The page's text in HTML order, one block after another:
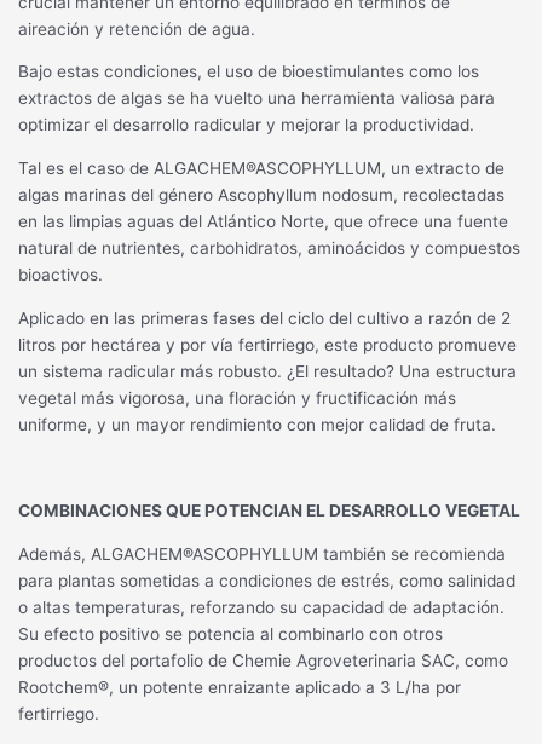
aireación y retención de agua.
Bajo estas condiciones, el uso de bioestimulantes como los
extractos de algas se ha vuelto una herramienta valiosa para
optimizar el desarrollo radicular y mejorar la productividad.
Tal es el caso de ALGACHEM®ASCOPHYLLUM, un extracto de
algas marinas del género Ascophyllum nodosum, recolectadas
en las limpias aguas del Atlántico Norte, que ofrece una fuente
natural de nutrientes, carbohidratos, aminoácidos y compuestos
bioactivos.
Aplicado en las primeras fases del ciclo del cultivo a razón de 2
litros por hectárea y por vía fertirriego, este producto promueve
un sistema radicular más robusto. ¿El resultado? Una estructura
vegetal más vigorosa, una floración y fructificación más
uniforme, y un mayor rendimiento con mejor calidad de fruta.
COMBINACIONES QUE POTENCIAN EL DESARROLLO VEGETAL
Además, ALGACHEM®ASCOPHYLLUM también se recomienda
para plantas sometidas a condiciones de estrés, como salinidad
o altas temperaturas, reforzando su capacidad de adaptación.
Su efecto positivo se potencia al combinarlo con otros
productos del portafolio de Chemie Agroveterinaria SAC, como
Rootchem®, un potente enraizante aplicado a 3 L/ha por
fertirriego.